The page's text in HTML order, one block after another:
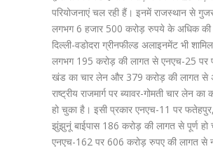
परियोजनाएं चल रही हैं। इनमें राजस्थान से
लगभग 6 हजार 500 करोड़ रुपये के अधिक की
दिल्ली-वडोदरा ग्रीनफील्ड अलाइनमेंट भी
लगभग 195 करोड़ की लागत से एनएच-25 पर
खंड का चार लेन और 379 करोड़ की लागत से
राष्ट्रीय राजमार्ग पर ब्यावर-गोमती चार लेन का
हो चुका है। इसी प्रकार एनएच-11 पर
झुंझुनूं बाईपास 186 करोड़ की लागत से पूर्ण हो
एनएच-162 पर 606 करोड़ रुपए की लागत से